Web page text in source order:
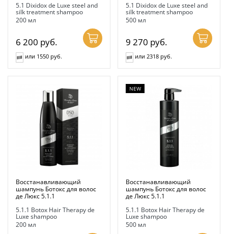
5.1 Dixidox de Luxe steel and
silk treatment shampoo
200 мл
6 200 руб.
или 1550 руб.
5.1 Dixidox de Luxe steel and
silk treatment shampoo
500 мл
9 270 руб.
или 2318 руб.
Восстанавливающий
шампунь Ботокс для волос
де Люкс 5.1.1
5.1.1 Botox Hair Therapy de
Luxe shampoo
200 мл
NEW
Восстанавливающий
шампунь Ботокс для волос
де Люкс 5.1.1
5.1.1 Botox Hair Therapy de
Luxe shampoo
500 мл